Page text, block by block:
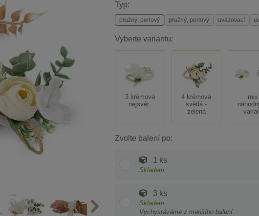
Typ:
pružný, perlový pružný, perlový uvazovací
Vyberte variantu:
3 krémová
nejsvět.
4 krémová
světlá -
zelená
mix
Zvolte balení po:
1 ks
Skladem
3 ks
Skladem
Vychystáváme z menšího balení